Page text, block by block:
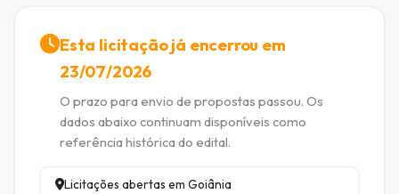
Esta licitação já encerrou em
23/07/2026
O prazo para envio de propostas passou. Os
dados abaixo continuam disponíveis como
referência histórica do edital.
Licitações abertas em Goiânia